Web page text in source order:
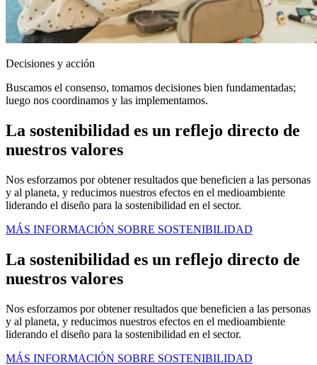
Decisiones y acción
Buscamos el consenso, tomamos decisiones bien fundamentadas;
luego nos coordinamos y las implementamos.
La sostenibilidad es un reflejo directo de
nuestros valores
Nos esforzamos por obtener resultados que beneficien a las personas
y al planeta, y reducimos nuestros efectos en el medioambiente
liderando el diseño para la sostenibilidad en el sector.
MÁS INFORMACIÓN SOBRE SOSTENIBILIDAD
La sostenibilidad es un reflejo directo de
nuestros valores
Nos esforzamos por obtener resultados que beneficien a las personas
y al planeta, y reducimos nuestros efectos en el medioambiente
liderando el diseño para la sostenibilidad en el sector.
MÁS INFORMACIÓN SOBRE SOSTENIBILIDAD